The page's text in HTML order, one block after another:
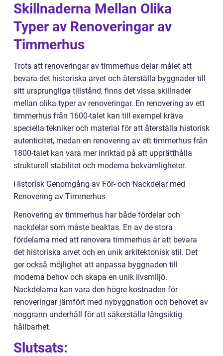
Skillnaderna Mellan Olika
Typer av Renoveringar av
Timmerhus
Trots att renoveringar av timmerhus delar målet att
bevara det historiska arvet och återställa byggnader till
sitt ursprungliga tillstånd, finns det vissa skillnader
mellan olika typer av renoveringar. En renovering av ett
timmerhus från 1600-talet kan till exempel kräva
speciella tekniker och material för att återställa historisk
autenticitet, medan en renovering av ett timmerhus från
1800-talet kan vara mer inriktad på att upprätthålla
strukturell stabilitet och moderna bekvämligheter.
Historisk Genomgång av För- och Nackdelar med
Renovering av Timmerhus
Renovering av timmerhus har både fördelar och
nackdelar som måste beaktas. En av de stora
fördelarna med att renovera timmerhus är att bevara
det historiska arvet och en unik arkitektonisk stil. Det
ger också möjlighet att anpassa byggnaden till
moderna behov och skapa en unik livsmiljö.
Nackdelarna kan vara den högre kostnaden för
renoveringar jämfört med nybyggnation och behovet av
noggrann underhåll för att säkerställa långsiktig
hållbarhet.
Slutsats: